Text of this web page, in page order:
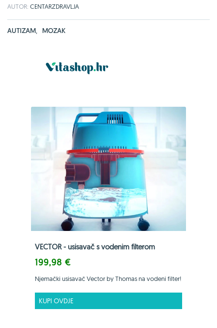
AUTOR: CENTARZDRAVLJA
AUTIZAM, MOZAK
VECTOR - usisavač s vodenim filterom
199,98 €
Njemački usisavač Vector by Thomas na vodeni filter!
KUPI OVDJE